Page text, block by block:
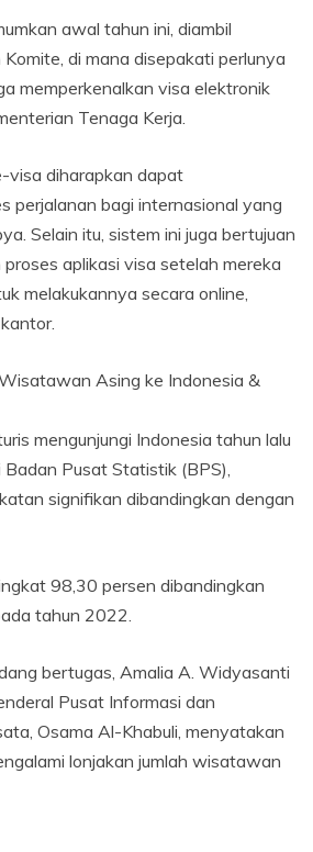
awal tahun ini, diambil
di mana disepakati perlunya
memperkenalkan visa elektronik
Tenaga Kerja.
visa diharapkan dapat
perjalanan bagi internasional yang
Selain itu, sistem ini juga bertujuan
aplikasi visa setelah mereka
melakukannya secara online,
Asing ke Indonesia &
mengunjungi Indonesia tahun lalu
Pusat Statistik (BPS),
signifikan dibandingkan dengan
98,30 persen dibandingkan
tahun 2022.
bertugas, Amalia A. Widyasanti
Pusat Informasi dan
Osama Al-Khabuli, menyatakan
lonjakan jumlah wisatawan